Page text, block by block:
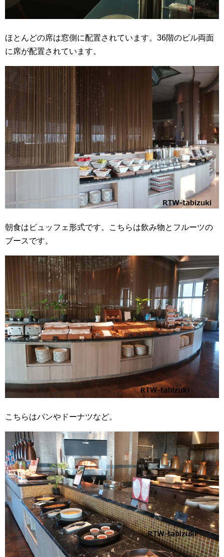
ほとんどの席は窓側に配置されています。36階のビル両面
に席が配置されています。
朝食はビュッフェ形式です。こちらは飲み物とフルーツの
ブースです。
こちらはパンやドーナツなど。